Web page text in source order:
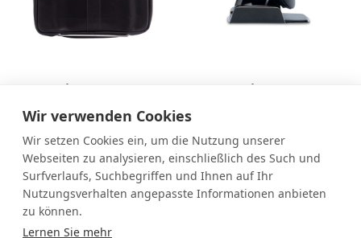
Wir verwenden Cookies
Wir setzen Cookies ein, um die Nutzung unserer
Webseiten zu analysieren, einschließlich des Such und
Surfverlaufs, Suchbegriffen und Ihnen auf Ihr
Nutzungsverhalten angepasste Informationen anbieten
zu können.
Lernen Sie mehr
R-Go Viva
Laptoptasche
R-Go Twister Maus